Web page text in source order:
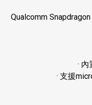
Qualcomm
· 內
· 支援